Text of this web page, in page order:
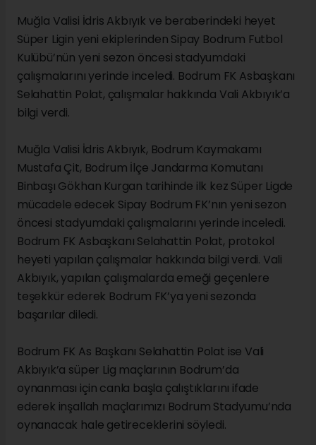
Muğla Valisi İdris Akbıyık ve beraberindeki heyet
Süper Ligin yeni ekiplerinden Sipay Bodrum Futbol
Kulübü’nün yeni sezon öncesi stadyumdaki
çalışmalarını yerinde inceledi. Bodrum FK Asbaşkanı
Selahattin Polat, çalışmalar hakkında Vali Akbıyık’a
bilgi verdi.
Muğla Valisi İdris Akbıyık, Bodrum Kaymakamı
Mustafa Çit, Bodrum İlçe Jandarma Komutanı
Binbaşı Gökhan Kurgan tarihinde ilk kez Süper Ligde
mücadele edecek Sipay Bodrum FK’nın yeni sezon
öncesi stadyumdaki çalışmalarını yerinde inceledi.
Bodrum FK Asbaşkanı Selahattin Polat, protokol
heyeti yapılan çalışmalar hakkında bilgi verdi. Vali
Akbıyık, yapılan çalışmalarda emeği geçenlere
teşekkür ederek Bodrum FK’ya yeni sezonda
başarılar diledi.
Bodrum FK As Başkanı Selahattin Polat ise Vali
Akbıyık’a süper Lig maçlarının Bodrum’da
oynanması için canla başla çalıştıklarını ifade
ederek inşallah maçlarımızı Bodrum Stadyumu’nda
oynanacak hale getireceklerini söyledi.